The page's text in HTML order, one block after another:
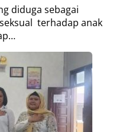
diduga sebagai
terhadap anak